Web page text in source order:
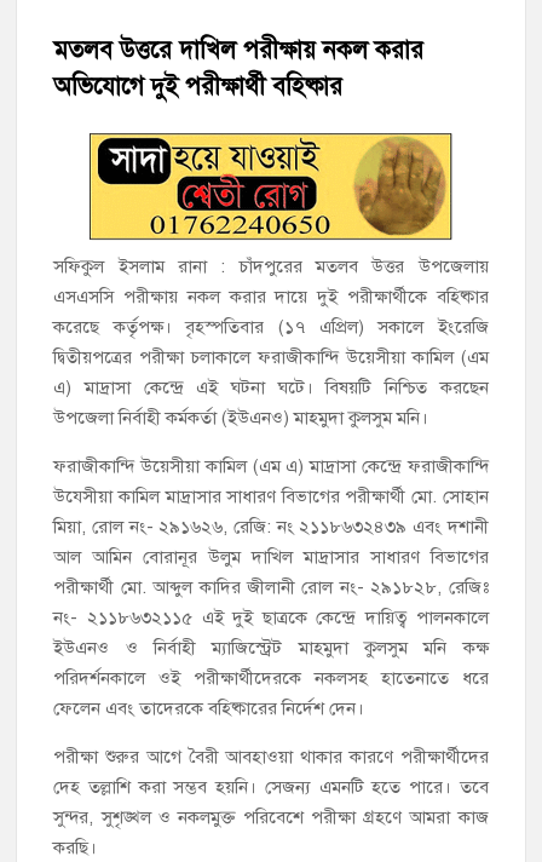
অভিভাবক সমাবেশ
হাজীগঞ্জে অস্বাস্থ্যকর পরিবেশে খাবার প্রস্তুত: ২ হোটেলকে ৪৫ হাজার
হাজীগঞ্জে ৬ বছরের শিশুকে ধর্ষণের অভিযোগে কেয়ারটেকার আটক
হাজীগঞ্জের রাজারগাঁও উবিতে জুলাই গণঅভ্যুত্থান দিবস পালন
হাজীগঞ্জ সরকারি মডেল পাইলট হাই স্কুল অ্যান্ড কলেজে ‘জুলাই
গণঅভ্যুত্থান দিবস’ পালিত
‘জনগণের ভোটে নির্বাচিত হয়ে ফরিদগঞ্জের উন্নয়নে কাজ করছি’ :
আলহাজ্ব এমএ হান্নান এমপি
নৌ পুলিশ ফাঁড়ির নাকের ডগায় কারেন্ট জালের দাপট, মতলবে প্রকাশ্যে
নিষিদ্ধ জাল মেরামত ও মাছ শিকার
মতলব উত্তরে দাখিল পরীক্ষায় নকল করার
অভিযোগে দুই পরীক্ষার্থী বহিষ্কার
সফিকুল ইসলাম রানা : চাঁদপুরের মতলব উত্তর উপজেলায়
এসএসসি পরীক্ষায় নকল করার দায়ে দুই পরীক্ষার্থীকে বহিষ্কার
করেছে কর্তৃপক্ষ। বৃহস্পতিবার (১৭ এপ্রিল) সকালে ইংরেজি
দ্বিতীয়পত্রের পরীক্ষা চলাকালে ফরাজীকান্দি উয়েসীয়া কামিল (এম
এ) মাদ্রাসা কেন্দ্রে এই ঘটনা ঘটে। বিষয়টি নিশ্চিত করছেন
উপজেলা নির্বাহী কর্মকর্তা (ইউএনও) মাহমুদা কুলসুম মনি।
ফরাজীকান্দি উয়েসীয়া কামিল (এম এ) মাদ্রাসা কেন্দ্রে ফরাজীকান্দি
উযেসীয়া কামিল মাদ্রাসার সাধারণ বিভাগের পরীক্ষার্থী মো. সোহান
মিয়া, রোল নং- ২৯১৬২৬, রেজি: নং ২১১৮৬৩২৪৩৯ এবং দশানী
আল আমিন বোরানূর উলুম দাখিল মাদ্রাসার সাধারণ বিভাগের
পরীক্ষার্থী মো. আব্দুল কাদির জীলানী রোল নং- ২৯১৮২৮, রেজিঃ
নং- ২১১৮৬৩২১১৫ এই দুই ছাত্রকে কেন্দ্রে দায়িত্ব পালনকালে
ইউএনও ও নির্বাহী ম্যাজিস্ট্রেট মাহমুদা কুলসুম মনি কক্ষ
পরিদর্শনকালে ওই পরীক্ষার্থীদেরকে নকলসহ হাতেনাতে ধরে
ফেলেন এবং তাদেরকে বহিষ্কারের নির্দেশ দেন।
পরীক্ষা শুরুর আগে বৈরী আবহাওয়া থাকার কারণে পরীক্ষার্থীদের
দেহ তল্লাশি করা সম্ভব হয়নি। সেজন্য এমনটি হতে পারে। তবে
সুন্দর, সুশৃঙ্খল ও নকলমুক্ত পরিবেশে পরীক্ষা গ্রহণে আমরা কাজ
করছি।